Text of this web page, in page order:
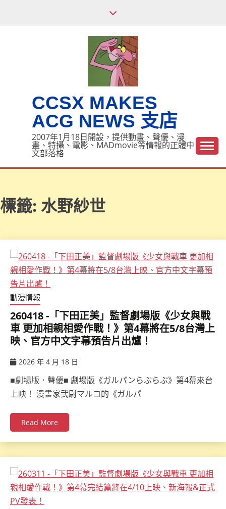
CCSX MAKES
ACG NEWS 支店
2007年1月18日開設，提供動畫、聲優、漫
畫、特攝、電影、MADmovie等情報的正體中
文部落格
標籤: 水野紗世
動漫情報
260418 -「下田正美」監督劇場版《少女與戰
車 更加相親相愛作戰！》第4幕將在5/8台灣上
映、官方中文字幕預告片出爐！
2026 年 4 月 18 日
■劇場版．聲優■ 劇場版《ガルパンらぶらぶ》第4幕來台
上映！ 漫畫家弐尉マルコ的《ガルパ
Read More